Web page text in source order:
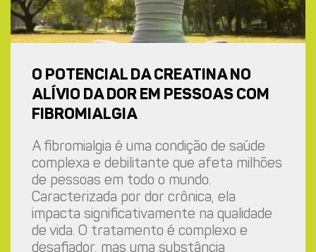
O POTENCIAL DA CREATINA NO
ALÍVIO DA DOR EM PESSOAS COM
FIBROMIALGIA
A fibromialgia é uma condição de saúde
complexa e debilitante que afeta milhões
de pessoas em todo o mundo.
Caracterizada por dor crônica, ela
impacta significativamente na qualidade
de vida. O tratamento é complexo e
desafiador, mas uma substância